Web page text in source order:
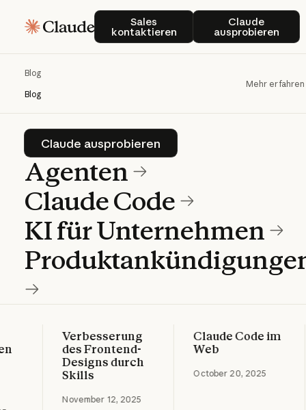
Sales
kontaktieren
Sales kontaktierenClaude
ausprobieren
Claude
Blog
Blog
Mehr erfahren
Aktuelles zu Produkten und Best
Practices für Teams, die mit Claude
arbeiten.
Claude ausprobieren
Claude ausprobieren
Agenten
Claude Code
KI für Unternehmen
Verbesserung
des Frontend-
Designs durch
Skills
November 12, 2025
Weitere Informationen
Claude Code im
Web
October 20, 2025
Weitere